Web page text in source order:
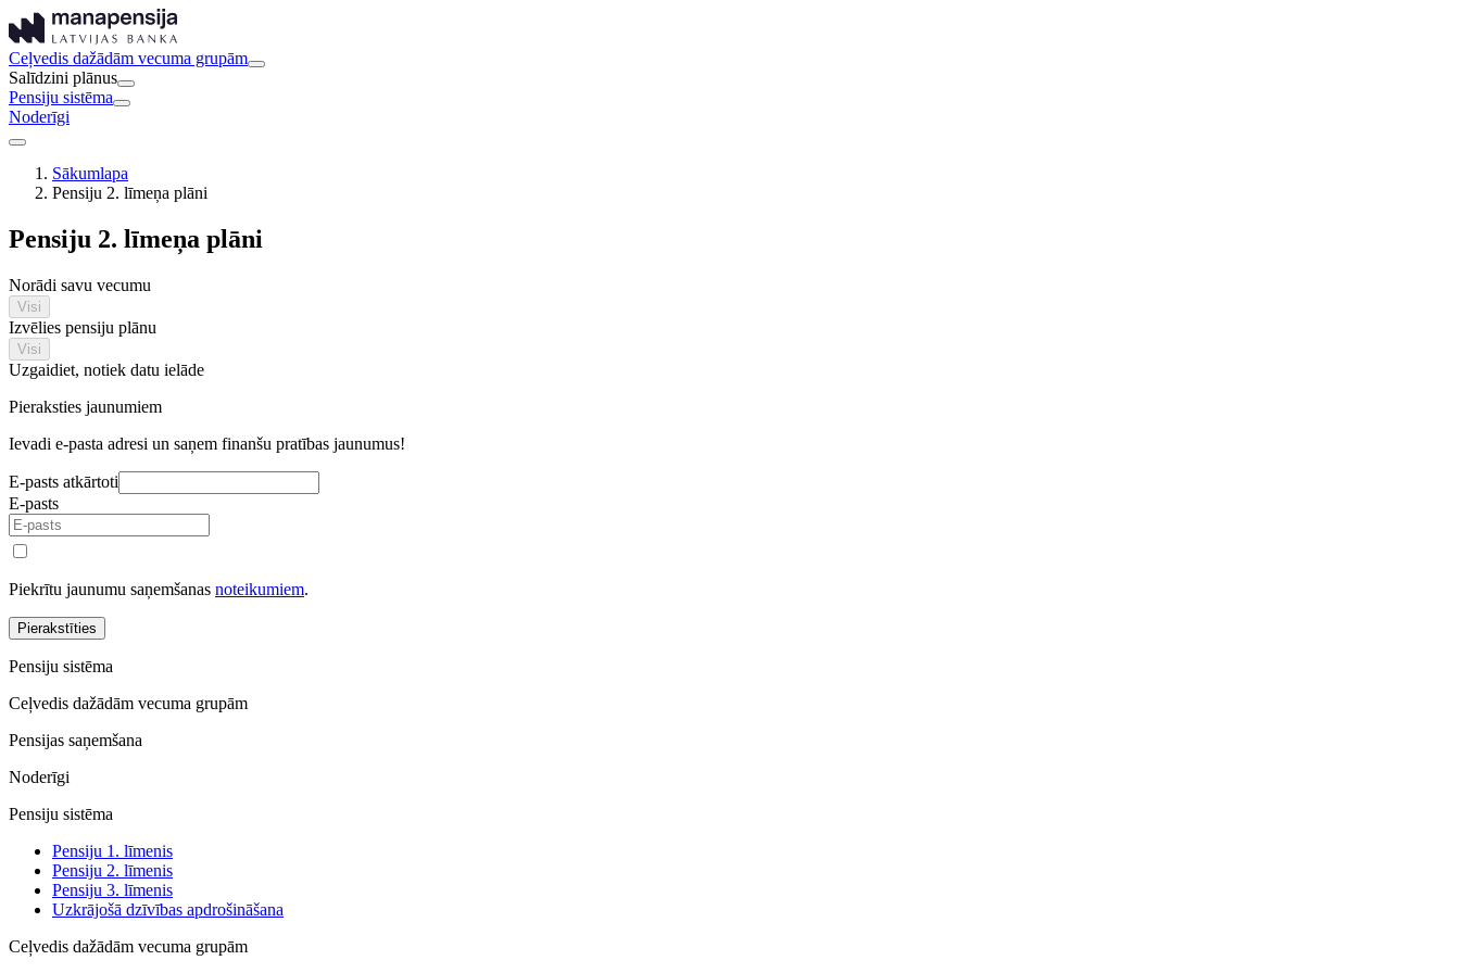
Ceļvedis dažādām vecuma grupām
Salīdzini plānus
Pensiju sistēma
Noderīgi
Sākumlapa
Pensiju 2. līmeņa plāni
Pensiju 2. līmeņa plāni
Norādi savu vecumu
Visi
Izvēlies pensiju plānu
Visi
Uzgaidiet, notiek datu ielāde
Pieraksties jaunumiem
Ievadi e-pasta adresi un saņem finanšu pratības jaunumus!
E-pasts atkārtoti
E-pasts
Piekrītu jaunumu saņemšanas noteikumiem.
Pierakstīties
Pensiju sistēma
Ceļvedis dažādām vecuma grupām
Pensijas saņemšana
Noderīgi
Pensiju sistēma
Pensiju 1. līmenis
Pensiju 2. līmenis
Pensiju 3. līmenis
Uzkrājošā dzīvības apdrošināšana
Ceļvedis dažādām vecuma grupām